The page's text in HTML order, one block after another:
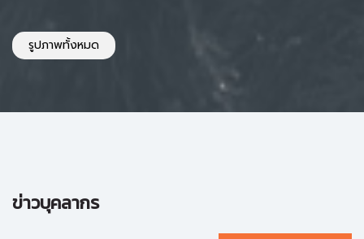
รูปภาพทั้งหมด
ข่าวบุคลากร